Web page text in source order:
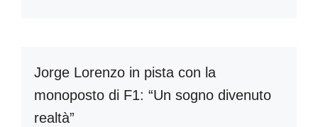
Jorge Lorenzo in pista con la
monoposto di F1: “Un sogno divenuto
realtà”